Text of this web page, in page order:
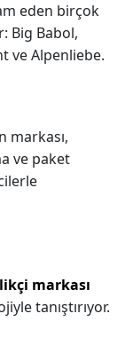
eden birçok
Big Babol,
ve Alpenliebe.
markası,
ve paket
markası
tanıştırıyor.